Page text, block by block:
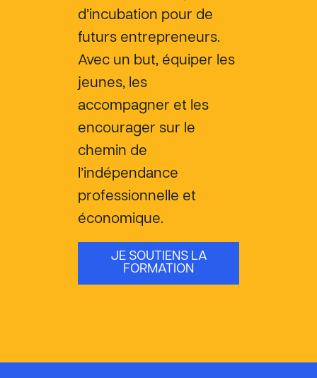
d’incubation pour de
futurs entrepreneurs.
Avec un but, équiper les
jeunes, les
accompagner et les
encourager sur le
chemin de
l’indépendance
professionnelle et
économique.
JE SOUTIENS LA
FORMATION